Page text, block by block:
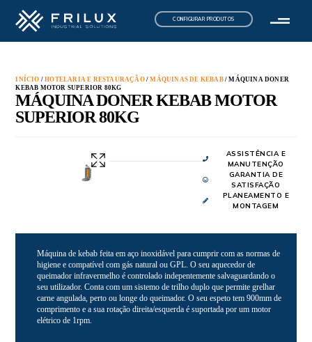
CONFIGURAR PRODUTOS
INÍCIO /HOTELARIA E RESTAURAÇÃO/MÁQUINAS DE KEBAB/ MÁQUINA DONER
KEBAB MOTOR SUPERIOR 80KG
MÁQUINA DONER KEBAB MOTOR
SUPERIOR 80KG
ASSISTÊNCIA E
MANUTENÇÃO
GARANTIA DE
SATISFAÇÃO
PLANEAMENTO E
MONTAGEM
Máquina de kebab feita em aço inoxidável para cumprir com as normas de
higiene e compatível com gás natural ou GPL. O seu aquecedor de
queimador infravermelho é controlado indepentemente salvaguardando o
seu utilizador. Conta com um sistemo de trilho duplo que permite grelhar
carne angulada, perto ou longe do queimador. O seu espeto tem 900mm de
comprimento e a sua rotação direita/esquerda é suportada por um motor
elétrico de 1rpm.